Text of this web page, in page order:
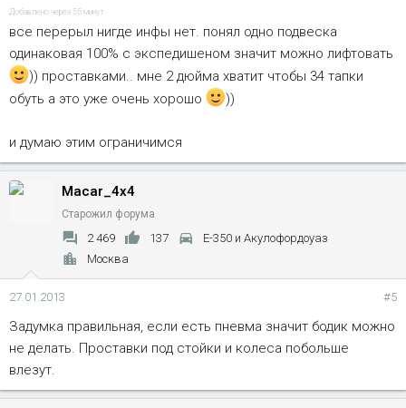
Добавлено через 55 минут
все перерыл нигде инфы нет. понял одно подвеска
одинаковая 100% с экспедишеном значит можно лифтовать
)) проставками.. мне 2 дюйма хватит чтобы 34 тапки
обуть а это уже очень хорошо
))
и думаю этим ограничимся
Macar_4x4
Старожил форума
2 469 137
Е-350 и Акулофордоуаз
Москва
27.01.2013 #5
Задумка правильная, если есть пневма значит бодик можно
не делать. Проставки под стойки и колеса побольше
влезут.